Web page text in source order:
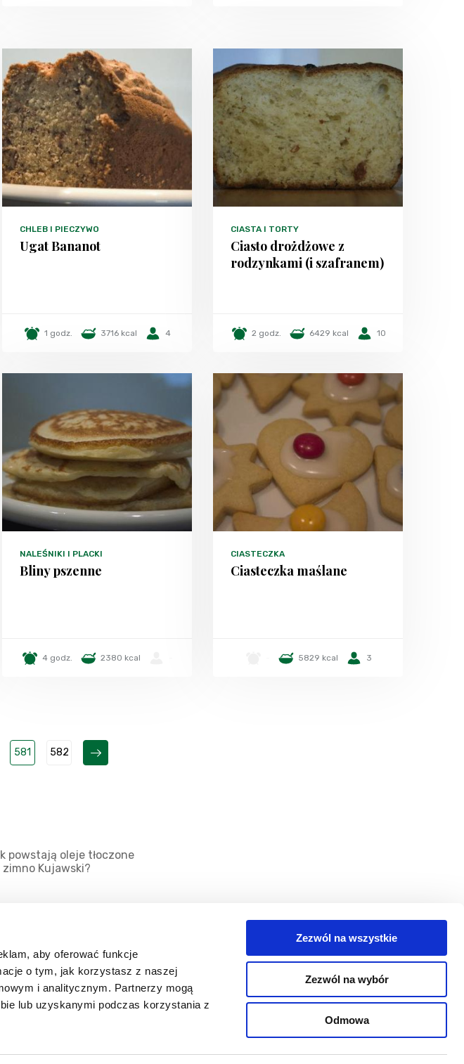
aby oferować funkcje
o tym, jak korzystasz z naszej
i analitycznym. Partnerzy mogą
lub uzyskanymi podczas korzystania z
Zezwól na wszystkie
Zezwól na wybór
Odmowa
CHLEB I PIECZYWO
Ugat Bananot
1 godz. 3716 kcal 4
CIASTA I TORTY
Ciasto drożdżowe z
rodzynkami (i szafranem)
2 godz. 6429 kcal 10
NALEŚNIKI I PLACKI
Bliny pszenne
4 godz. 2380 kcal
CIASTECZKA
Ciasteczka maślane
5829 kcal 3
581 582
powstają oleje tłoczone
zimno Kujawski?
Kategorie
Kontakt
Zaloguj się